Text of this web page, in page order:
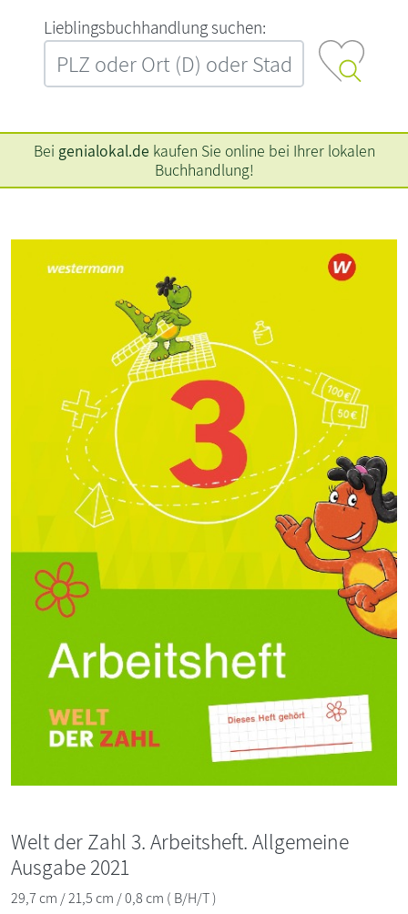
L‍i‍e‍b‍l‍i‍n‍g‍s‍b‍u‍c‍h‍h‍a‍n‍d‍l‍u‍n‍g‍ ‍s‍u‍c‍h‍e‍n‍:‍
Bei genialokal.de kaufen Sie online bei Ihrer lokalen
Buchhandlung!
Welt der Zahl 3. Arbeitsheft. Allgemeine
Ausgabe 2021
29,7 cm / 21,5 cm / 0,8 cm ( B/H/T )